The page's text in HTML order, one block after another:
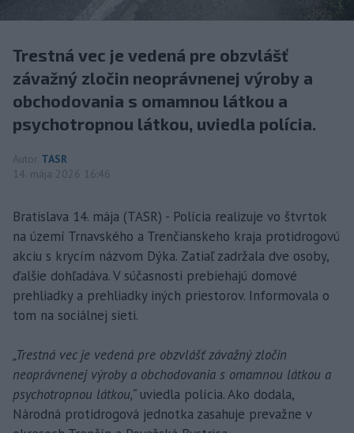
Trestná vec je vedená pre obzvlášť
závažný zločin neoprávnenej výroby a
obchodovania s omamnou látkou a
psychotropnou látkou, uviedla polícia.
Autor TASR
14. mája 2026 16:46
Bratislava 14. mája (TASR) - Polícia realizuje vo štvrtok
na území Trnavského a Trenčianskeho kraja protidrogovú
akciu s krycím názvom Dýka. Zatiaľ zadržala dve osoby,
ďalšie dohľadáva. V súčasnosti prebiehajú domové
prehliadky a prehliadky iných priestorov. Informovala o
tom na sociálnej sieti.
„Trestná vec je vedená pre obzvlášť závažný zločin
neoprávnenej výroby a obchodovania s omamnou látkou a
psychotropnou látkou,“ uviedla polícia. Ako dodala,
Národná protidrogová jednotka zasahuje prevažne v